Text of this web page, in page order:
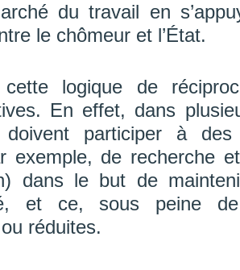
du travail en
le chômeur et l’État.
cette logique de
En effet, dans
doivent participer à
exemple, de recherche
dans le but de
et ce, sous peine
réduites.